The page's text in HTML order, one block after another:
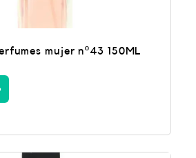
mujer nº43 150ML